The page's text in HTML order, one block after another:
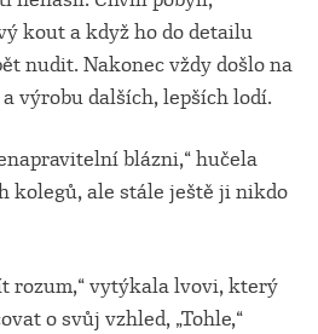
kout a když ho do detailu
nudit. Nakonec vždy došlo na
výrobu dalších, lepších lodí.
blázni,“ hučela
kolegů, ale stále ještě ji nikdo
rozum,“ vytýkala lvovi, který
o svůj vzhled, „Tohle,“